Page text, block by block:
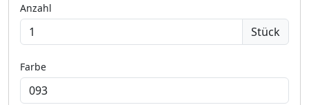
Anzahl
Stück
Farbe